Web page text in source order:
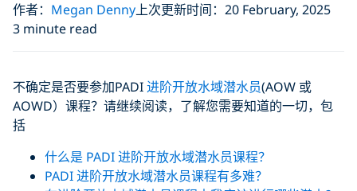
作者： Megan Denny上次更新时间：20 February, 2025
3 minute read
不确定是否要参加PADI进阶开放水域潜水员(AOW 或
AOWD）课程？请继续阅读，了解您需要知道的一切，包
括
什么是 PADI 进阶开放水域潜水员课程？
PADI 进阶开放水域潜水员课程有多难？